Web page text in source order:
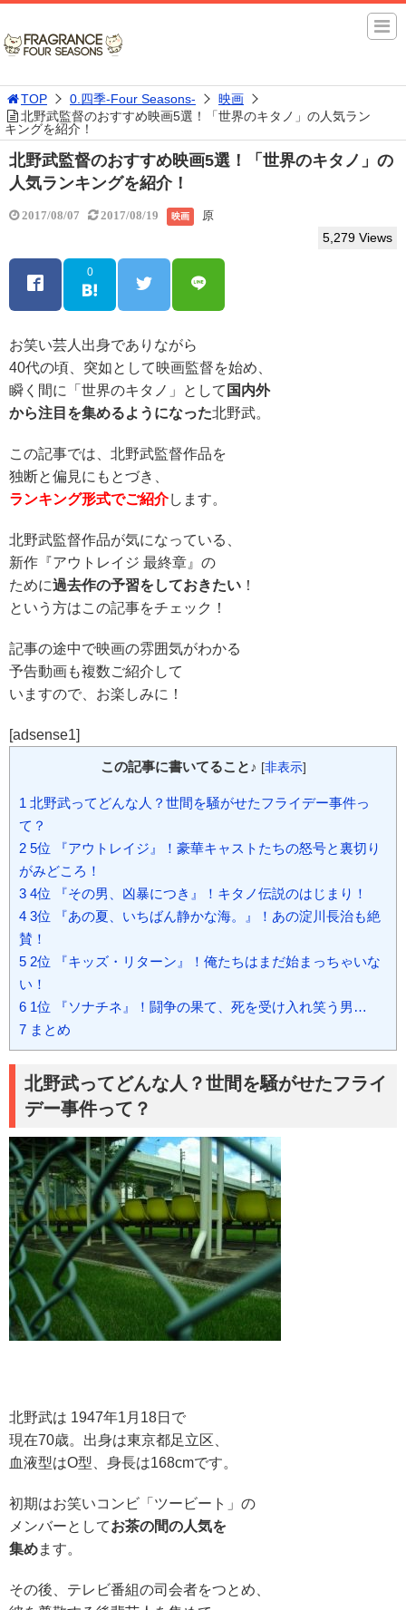
TOP 0.四季-Four Seasons-
映画
北野武監督のおすすめ映画5選！「世界のキタノ」の人気ラン
キングを紹介！
北野武監督のおすすめ映画5選！「世界のキタノ」の
人気ランキングを紹介！
2017/08/07 2017/08/19 映画 原
5,279 Views
0
お笑い芸人出身でありながら
40代の頃、突如として映画監督を始め、
瞬く間に「世界のキタノ」として 国内外
から注目を集めるようになった北野武。
この記事では、北野武監督作品を
独断と偏見にもとづき、
ランキング形式でご紹介します。
北野武監督作品が気になっている、
新作『アウトレイジ 最終章』の
ために過去作の予習をしておきたい ！
という方はこの記事をチェック！
記事の途中で映画の雰囲気がわかる
予告動画も複数ご紹介して
いますので、お楽しみに！
[adsense1]
この記事に書いてること♪ [非表示]
1 北野武ってどんな人？世間を騒がせたフライデー事件っ
て？
2 5位 『アウトレイジ』！豪華キャストたちの怒号と裏切り
がみどころ！
3 4位 『その男、凶暴につき』！キタノ伝説のはじまり！
4 3位 『あの夏、いちばん静かな海。』！あの淀川長治も絶
賛！
5 2位 『キッズ・リターン』！俺たちはまだ始まっちゃいな
い！
6 1位 『ソナチネ』！闘争の果て、死を受け入れ笑う男…
7 まとめ
北野武ってどんな人？世間を騒がせたフライ
デー事件って？
北野武は 1947年1月18日で
現在70歳。出身は東京都足立区、
血液型はO型、身長は168cmです。
初期はお笑いコンビ「ツービート」の
メンバーとしてお茶の間の人気を
集めます。
その後、テレビ番組の司会者をつとめ、